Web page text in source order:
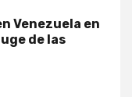
Venezuela en
de las